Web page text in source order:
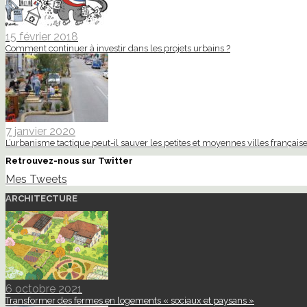
15 février 2018
Comment continuer à investir dans les projets urbains ?
7 janvier 2020
L’urbanisme tactique peut-il sauver les petites et moyennes villes
Retrouvez-nous sur Twitter
Mes Tweets
ARCHITECTURE
6 octobre 2021
Transformer des fermes en logements « sociaux et paysans »